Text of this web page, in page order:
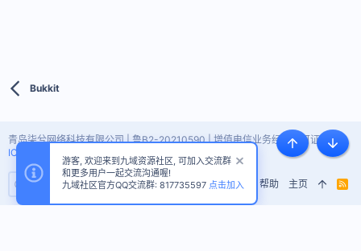
Bukkit
隐私政策 帮助 主页
R
青岛柒兮网络科技有限公司 | 鲁B2-20210590 | 增值电信业务经营许可证 | 鲁
ICP备2021009459号-7
顶部 底部
游客, 欢迎来到九域资源社区, 可加入交流群
和更多用户一起交流沟通喔!
九域社区官方QQ交流群: 817735597 点击加入